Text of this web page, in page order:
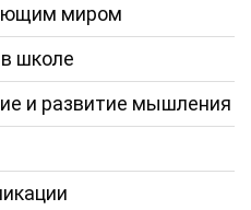
миром
школе
и развитие мышления